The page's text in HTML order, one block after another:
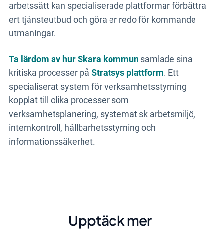
arbetssätt kan specialiserade plattformar förbättra
ert tjänsteutbud och göra er redo för kommande
utmaningar.
Ta lärdom av hur Skara kommunsamlade sina
kritiska processer på Stratsys plattform. Ett
specialiserat system för verksamhetsstyrning
kopplat till olika processer som
verksamhetsplanering, systematisk arbetsmiljö,
internkontroll, hållbarhetsstyrning och
informationssäkerhet.
Upptäck mer